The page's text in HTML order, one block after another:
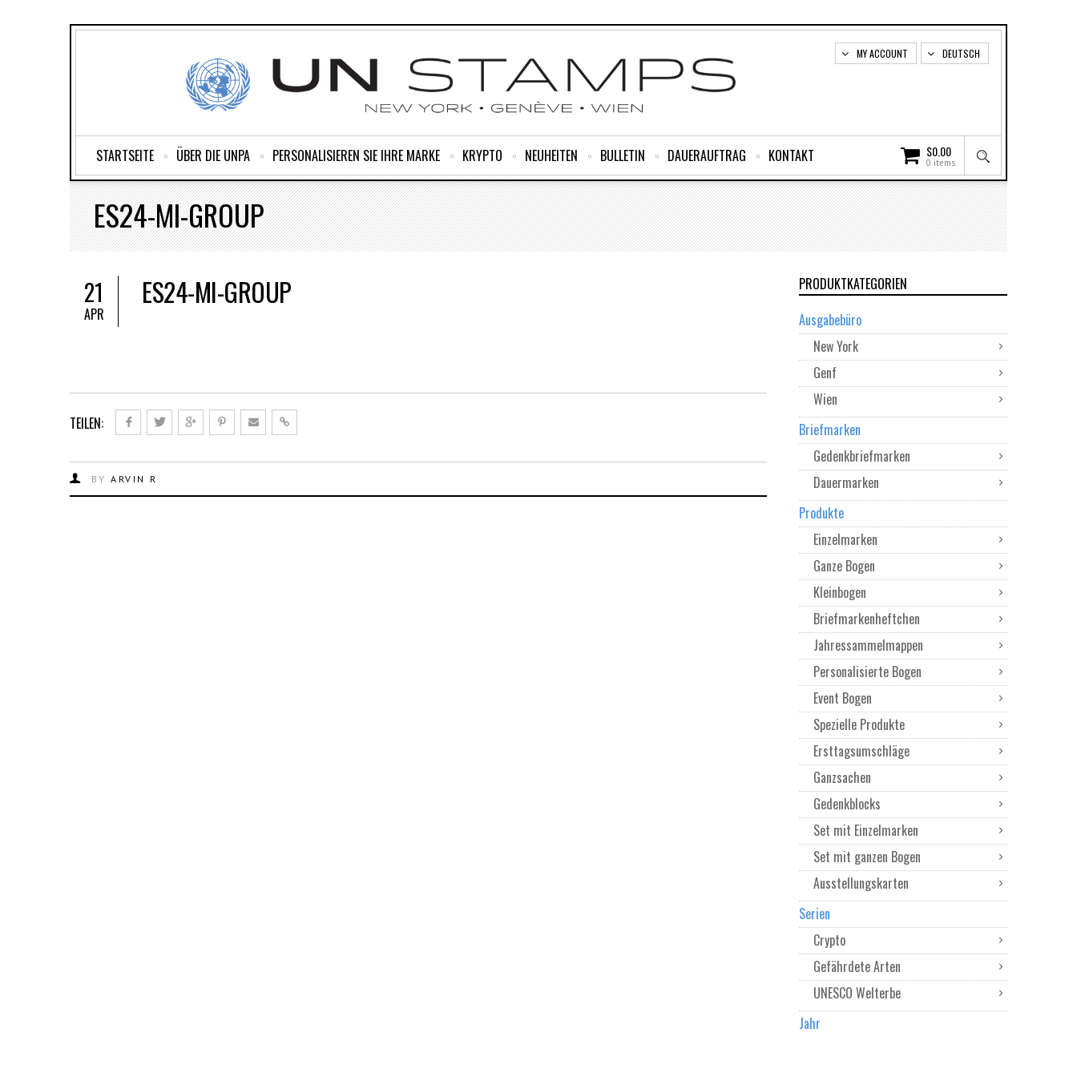
DEUTSCH
MY ACCOUNT
$0.00
0 items
STARTSEITE ÜBER DIE UNPA PERSONALISIEREN SIE IHRE MARKE KRYPTO NEUHEITEN BULLETIN DAUERAUFTRAG KONTAKT
ES24-MI-GROUP
21
APR
ES24-MI-GROUP
TEILEN:
BY ARVIN R
PRODUKTKATEGORIEN
Ausgabebüro
New York
Genf
Wien
Briefmarken
Gedenkbriefmarken
Dauermarken
Produkte
Einzelmarken
Ganze Bogen
Kleinbogen
Briefmarkenheftchen
Jahressammelmappen
Personalisierte Bogen
Event Bogen
Spezielle Produkte
Ersttagsumschläge
Ganzsachen
Gedenkblocks
Set mit Einzelmarken
Set mit ganzen Bogen
Ausstellungskarten
Serien
Crypto
Gefährdete Arten
UNESCO Welterbe
Jahr